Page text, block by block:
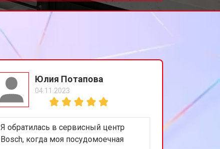
Юлия Потапова
04.11.2023
Я обратилась в сервисный центр
Bosch, когда моя посудомоечная